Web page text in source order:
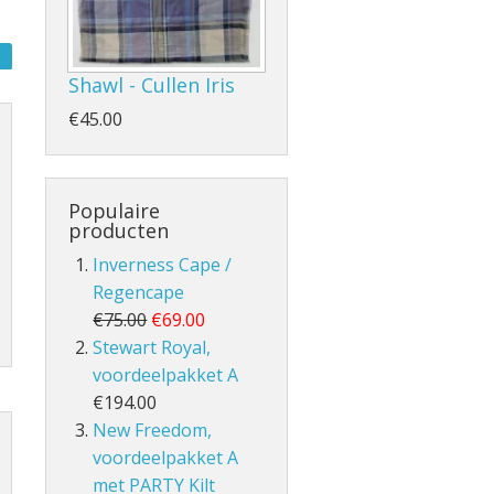
en Volle Kilt
Shawl - Cullen Iris
€45.00
Populaire
producten
Inverness Cape /
Regencape
€75.00 €69.00
Stewart Royal,
voordeelpakket A
€194.00
New Freedom,
voordeelpakket A
met PARTY Kilt